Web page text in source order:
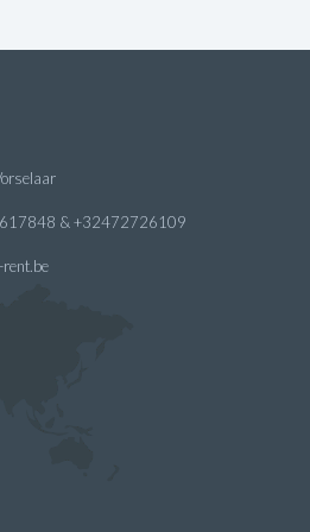
& +32472726109
rent.be